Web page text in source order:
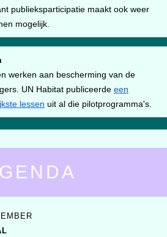
publieksparticipatie maakt ook weer
mogelijk.
werken aan bescherming van de
UN Habitat publiceerde een
lessen uit al die pilotprogramma's.